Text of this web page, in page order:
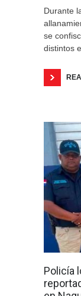
Durante
se
distintos
Policía